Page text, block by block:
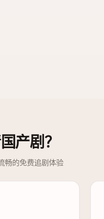
产剧？
畅的免费追剧体验